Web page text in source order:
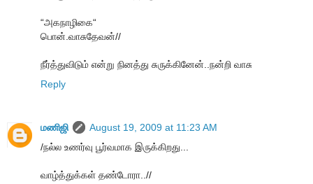
“அகநாழிகை“
பொன்.வாசுதேவன்//
நீர்த்துவிடும் என்று நினத்து சுருக்கினேன்..நன்றி வாசு
Reply
மணிஜி
August 19, 2009 at 11:23 AM
/நல்ல உணர்வு பூர்வமாக இருக்கிறது...
வாழ்த்துக்கள் தண்டோரா..//